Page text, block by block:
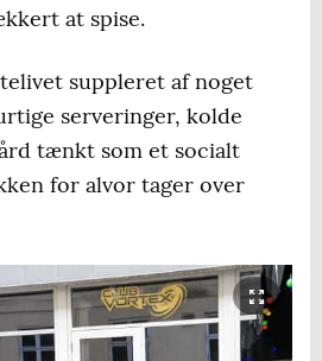
at spise.
suppleret af noget
serveringer, kolde
tænkt som et socialt
for alvor tager over